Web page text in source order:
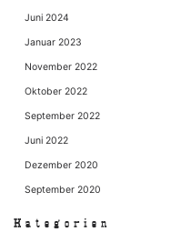
Juni 2024
Januar 2023
November 2022
Oktober 2022
September 2022
Juni 2022
Dezember 2020
September 2020
Kategorien